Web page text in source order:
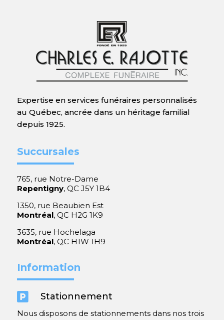
Expertise en services funéraires personnalisés
au Québec, ancrée dans un héritage familial
depuis 1925.
Succursales
765, rue Notre-Dame
Repentigny, QC J5Y 1B4
1350, rue Beaubien Est
Montréal, QC H2G 1K9
3635, rue Hochelaga
Montréal, QC H1W 1H9
Information
 Stationnement
Nous disposons de stationnements dans nos trois